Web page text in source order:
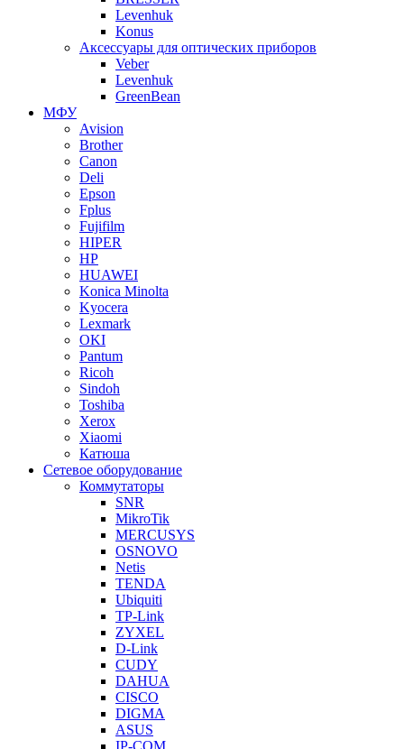
Levenhuk
Konus
Аксессуары для оптических приборов
Veber
Levenhuk
GreenBean
МФУ
Avision
Brother
Canon
Deli
Epson
Fplus
Fujifilm
HIPER
HP
HUAWEI
Konica Minolta
Kyocera
Lexmark
OKI
Pantum
Ricoh
Sindoh
Toshiba
Xerox
Xiaomi
Катюша
Сетевое оборудование
Коммутаторы
SNR
MikroTik
MERCUSYS
OSNOVO
Netis
TENDA
Ubiquiti
TP-Link
ZYXEL
D-Link
CUDY
DAHUA
CISCO
DIGMA
ASUS